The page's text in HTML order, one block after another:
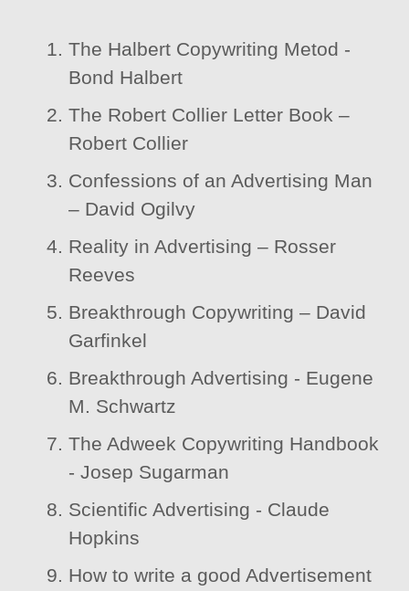
The Halbert Copywriting Metod -
Bond Halbert
The Robert Collier Letter Book –
Robert Collier
Confessions of an Advertising Man
– David Ogilvy
Reality in Advertising – Rosser
Reeves
Breakthrough Copywriting – David
Garfinkel
Breakthrough Advertising - Eugene
M. Schwartz
The Adweek Copywriting Handbook
- Josep Sugarman
Scientific Advertising - Claude
Hopkins
How to write a good Advertisement